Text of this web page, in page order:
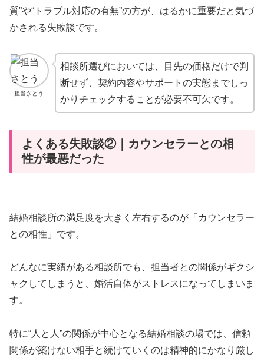
質”や“トラブル対応の有無”の方が、はるかに重要だと気づ
かされる失敗談です。
担当さとう
相談所選びにおいては、目先の価格だけで判
断せず、契約内容やサポートの実態までしっ
かりチェックすることが必要不可欠です。
よくある失敗談②｜カウンセラーとの相
性が最悪だった
結婚相談所の満足度を大きく左右するのが「カウンセラー
との相性」です。
どんなに実績がある相談所でも、担当者との関係がギクシ
ャクしてしまうと、婚活自体がストレスになってしまいま
す。
特に“人と人”の関係が中心となる結婚相談の場では、信頼
関係が築けない相手と続けていくのは精神的にかなり厳し